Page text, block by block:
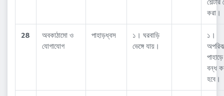
শেল্টার
করা।
28
অবকাঠামো ও
যোগাযোগ
পাহাড়ধ্বস
১। ঘরবাড়ি
ভেঙ্গে যায়।
১।
বন্ধ
হবে।